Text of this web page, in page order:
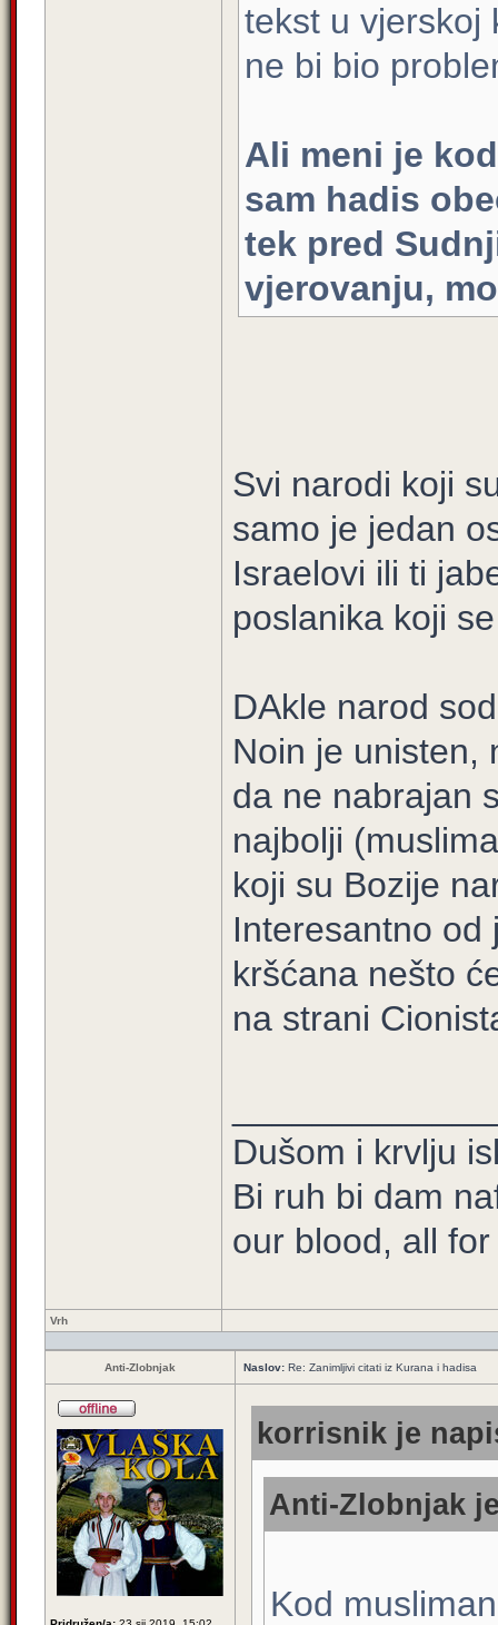
tekst u vjerskoj
ne bi bio
Ali meni je
sam hadis
tek pred
vjerovanju,
Svi narodi koji
samo je jedan
Israelovi ili ti
poslanika koji
DAkle narod
Noin je unisten,
da ne nabrajan
najbolji
koji su Bozije
Interesantno od
kršćana nešto
na strani
Dušom i krvlju
Bi ruh bi dam
our blood, all
Vrh
Anti-Zlobnjak Naslov: Re: Zanimljivi citati iz Kurana i hadisa
korrisnik je
Anti-Zlobnjak
Kod